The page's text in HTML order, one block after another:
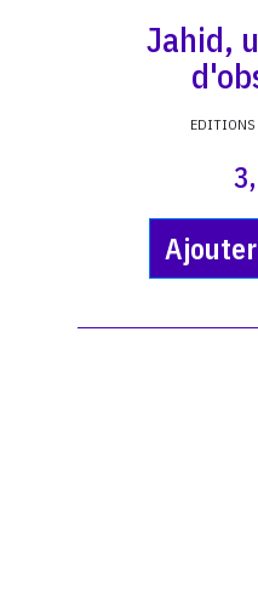
Jahid,
EDITIONS